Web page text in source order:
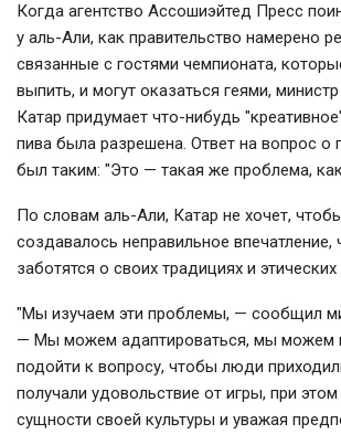
Когда агентство Ассошиэйтед Пресс
у аль-Али, как правительство намерено
связанные с гостями чемпионата,
выпить, и могут оказаться геями,
Катар придумает что-нибудь
пива была разрешена. Ответ на вопрос о
был таким: "Это — такая же проблема,
По словам аль-Али, Катар не хочет,
создавалось неправильное впечатление,
заботятся о своих традициях и этических
"Мы изучаем эти проблемы, — сообщил
— Мы можем адаптироваться, мы можем
подойти к вопросу, чтобы люди
получали удовольствие от игры, при этом
сущности своей культуры и уважая